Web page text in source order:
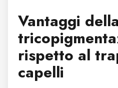
Vantaggi della
rispetto al
capelli